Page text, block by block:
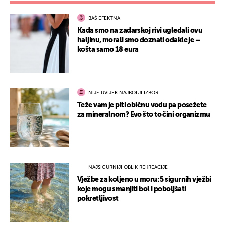
BAŠ EFEKTNA
Kada smo na zadarskoj rivi ugledali ovu
haljinu, morali smo doznati odakle je –
košta samo 18 eura
NIJE UVIJEK NAJBOLJI IZBOR
Teže vam je piti običnu vodu pa posežete
za mineralnom? Evo što to čini organizmu
NAJSIGURNIJI OBLIK REKREACIJE
Vježbe za koljeno u moru: 5 sigurnih vježbi
koje mogu smanjiti bol i poboljšati
pokretljivost